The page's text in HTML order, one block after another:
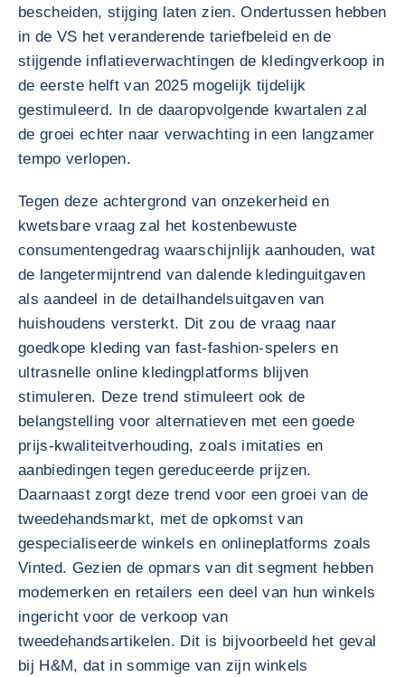
bescheiden, stijging laten zien. Ondertussen hebben
in de VS het veranderende tariefbeleid en de
stijgende inflatieverwachtingen de kledingverkoop in
de eerste helft van 2025 mogelijk tijdelijk
gestimuleerd. In de daaropvolgende kwartalen zal
de groei echter naar verwachting in een langzamer
tempo verlopen.
Tegen deze achtergrond van onzekerheid en
kwetsbare vraag zal het kostenbewuste
consumentengedrag waarschijnlijk aanhouden, wat
de langetermijntrend van dalende kledinguitgaven
als aandeel in de detailhandelsuitgaven van
huishoudens versterkt. Dit zou de vraag naar
goedkope kleding van fast-fashion-spelers en
ultrasnelle online kledingplatforms blijven
stimuleren. Deze trend stimuleert ook de
belangstelling voor alternatieven met een goede
prijs-kwaliteitverhouding, zoals imitaties en
aanbiedingen tegen gereduceerde prijzen.
Daarnaast zorgt deze trend voor een groei van de
tweedehandsmarkt, met de opkomst van
gespecialiseerde winkels en onlineplatforms zoals
Vinted. Gezien de opmars van dit segment hebben
modemerken en retailers een deel van hun winkels
ingericht voor de verkoop van
tweedehandsartikelen. Dit is bijvoorbeeld het geval
bij H&M, dat in sommige van zijn winkels